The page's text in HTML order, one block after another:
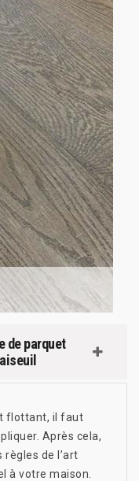
de parquet
flottant, il faut
Après cela,
règles de l’art
à votre maison.